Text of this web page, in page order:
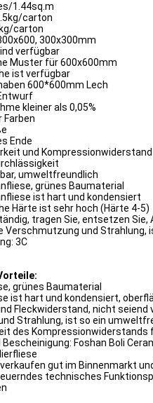
1.44sq.m
carton
carton
300x300mm
verfügbar
Muster für 600x600mm
ist verfügbar
600*600mm Lech
kleiner als 0,05%
Farben
Ende
und Kompressionwiderstand
umweltfreundlich
grünes Baumaterial
ist hart und kondensiert
Härte ist sehr hoch (Härte 4-5)
tragen Sie, entsetzen
Verschmutzung und
3C
grünes Baumaterial
ist hart und kondensiert,
Fleckwiderstand, nicht
Strahlung, ist so ein
des
Foshan Boli
gut im Binnenmarkt
technisches